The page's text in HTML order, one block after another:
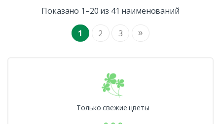
Показано 1–20 из 41 наименований
1 2 3 »
Только свежие цветы